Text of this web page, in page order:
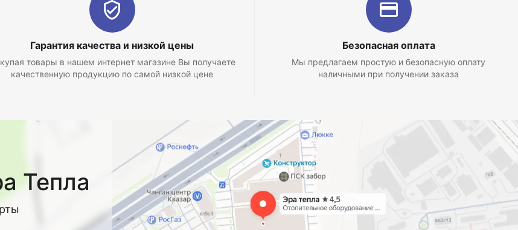
Гарантия качества и низкой цены
товары в нашем интернет магазине Вы получаете
качественную продукцию по самой низкой цене
Безопасная оплата
Мы предлагаем простую и безопасную оплату
наличными при получении заказа
Тепла